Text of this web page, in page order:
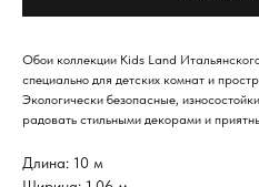
Обои коллекции Kids Land
специально для детских комнат и
Экологически безопасные,
радовать стильными декорами и
Длина: 10 м